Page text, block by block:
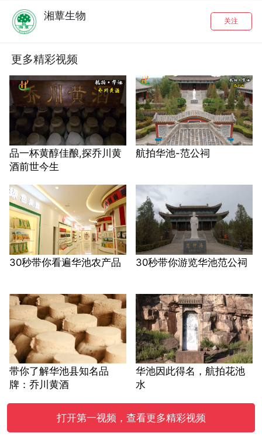
湘蕈生物 关注
更多精彩视频
品一杯黄醇佳酿,探乔川黄
酒前世今生
航拍华池-范公祠
30秒带你看遍华池农产品 30秒带你游览华池范公祠
带你了解华池县知名品
牌：乔川黄酒
华池因此得名，航拍花池
水
打开第一视频，查看更多精彩视频